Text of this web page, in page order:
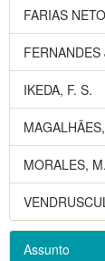
FARIAS
FERNANDES
IKEDA, F. S.
MORALES,
Assunto